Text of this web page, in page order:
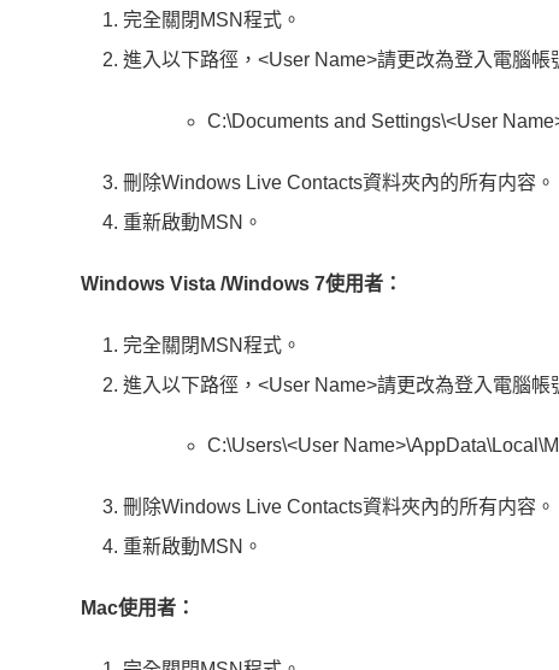
完全關閉MSN程式。
進入以下路徑，<User Name>請更改為登入電腦帳
C:\Documents and Settings\<User
刪除Windows Live Contacts資料夾內的所有内容。
重新啟動MSN。
Windows Vista /Windows 7使用者：
完全關閉MSN程式。
進入以下路徑，<User Name>請更改為登入電腦帳
C:\Users\<User
刪除Windows Live Contacts資料夾內的所有内容。
重新啟動MSN。
Mac使用者：